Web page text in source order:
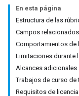
En esta página
Estructura de las
Campos
Comportamientos de
Limitaciones durante
Alcances adicionales
Trabajos de curso de
Requisitos de